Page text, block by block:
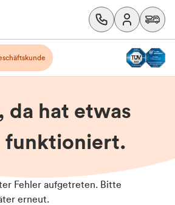
da hat etwas
funktioniert.
Fehler aufgetreten. Bitte
erneut.